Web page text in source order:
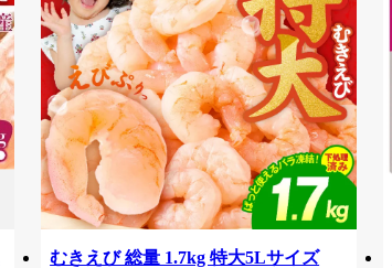
むきえび 総量 1.7kg 特大5Lサイズ